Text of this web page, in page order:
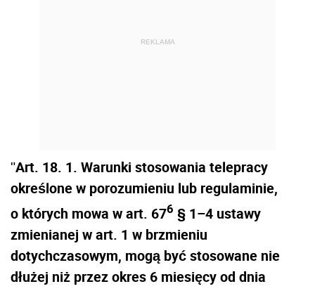
REKLAMA
"Art. 18. 1. Warunki stosowania telepracy
określone w porozumieniu lub regulaminie,
o których mowa w art. 676 § 1–4 ustawy
zmienianej w art. 1 w brzmieniu
dotychczasowym, mogą być stosowane nie
dłużej niż przez okres 6 miesięcy od dnia